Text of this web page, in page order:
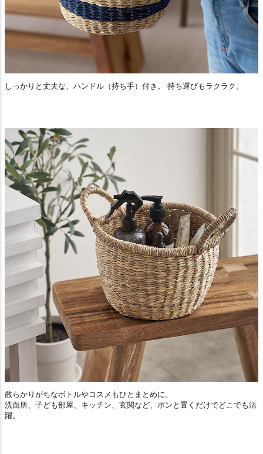
しっかりと丈夫な、ハンドル（持ち手）付き。 持ち運びもラクラク。
散らかりがちなボトルやコスメもひとまとめに。
洗面所、子ども部屋、キッチン、玄関など、ポンと置くだけでどこでも活
躍。